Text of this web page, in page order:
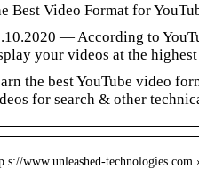
Best Video Format for
— According to
your videos at the
the best YouTube video
for search & other
s://www.unleashed-technologies.com